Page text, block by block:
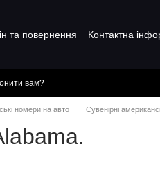
та повернення Контактна
вам?
номери на авто Сувенірні